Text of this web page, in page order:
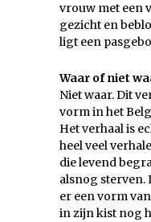
vrouw met een
gezicht en
ligt een
Waar of niet
Niet waar. Dit
vorm in het
Het verhaal is
heel veel
die levend
alsnog sterven.
er een vorm
in zijn kist nog